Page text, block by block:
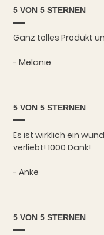
5 VON 5 STERNEN
Ganz tolles Produkt
- Melanie
5 VON 5 STERNEN
Es ist wirklich ein
verliebt! 1000 Dank!
- Anke
5 VON 5 STERNEN